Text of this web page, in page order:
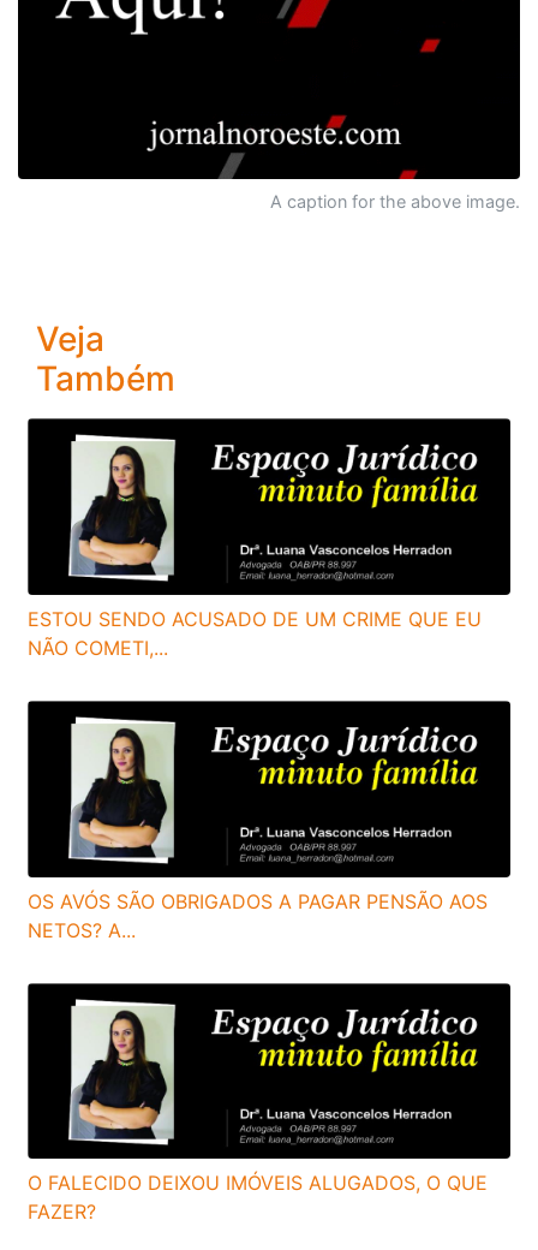
A caption for the above image.
Veja
Também
ESTOU SENDO ACUSADO DE UM CRIME QUE EU
NÃO COMETI,...
OS AVÓS SÃO OBRIGADOS A PAGAR PENSÃO AOS
NETOS? A...
O FALECIDO DEIXOU IMÓVEIS ALUGADOS, O QUE
FAZER?